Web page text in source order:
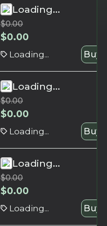
Loading...
$0.00
$0.00
Loading... Buy
Loading...
$0.00
$0.00
Loading... Buy
Loading...
$0.00
$0.00
Loading... Buy